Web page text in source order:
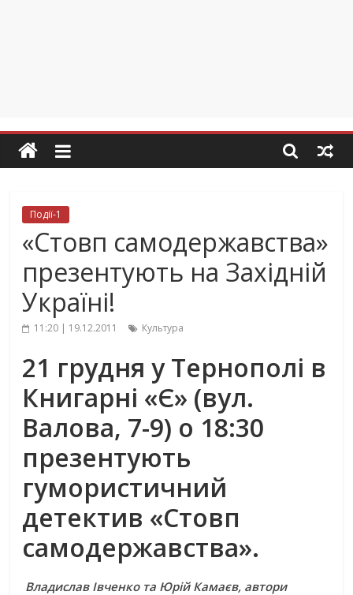
Події-1
«Стовп самодержавства»
презентують на Західній
Україні!
11:20 | 19.12.2011 Культура
21 грудня у Тернополі в
Книгарні «Є» (вул.
Валова, 7-9) о 18:30
презентують
гумористичний
детектив «Стовп
самодержавства».
Владислав Івченко та Юрій Камаєв, автори